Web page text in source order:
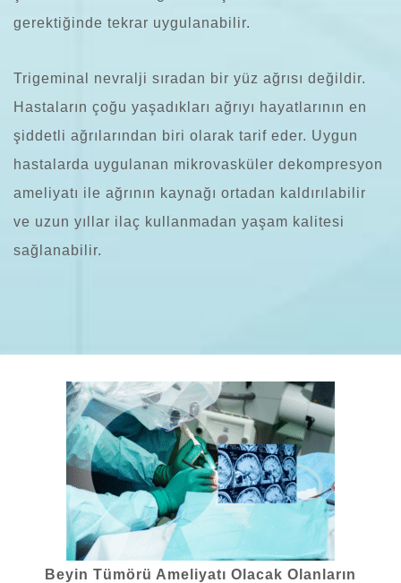
gerektiğinde tekrar uygulanabilir.
Trigeminal nevralji sıradan bir yüz ağrısı değildir.
Hastaların çoğu yaşadıkları ağrıyı hayatlarının en
şiddetli ağrılarından biri olarak tarif eder. Uygun
hastalarda uygulanan mikrovasküler dekompresyon
ameliyatı ile ağrının kaynağı ortadan kaldırılabilir
ve uzun yıllar ilaç kullanmadan yaşam kalitesi
sağlanabilir.
Beyin Tümörü Ameliyatı Olacak Olanların